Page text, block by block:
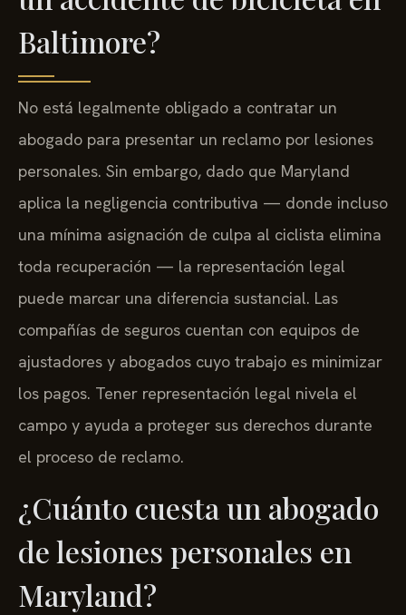
Baltimore?
No está legalmente obligado a contratar un
abogado para presentar un reclamo por lesiones
personales. Sin embargo, dado que Maryland
aplica la negligencia contributiva — donde incluso
una mínima asignación de culpa al ciclista elimina
toda recuperación — la representación legal
puede marcar una diferencia sustancial. Las
compañías de seguros cuentan con equipos de
ajustadores y abogados cuyo trabajo es minimizar
los pagos. Tener representación legal nivela el
campo y ayuda a proteger sus derechos durante
el proceso de reclamo.
¿Cuánto cuesta un abogado
de lesiones personales en
Maryland?